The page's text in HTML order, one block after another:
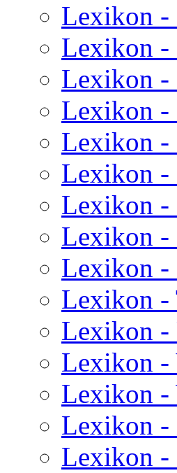
Lexikon -
Lexikon -
Lexikon -
Lexikon -
Lexikon -
Lexikon -
Lexikon -
Lexikon -
Lexikon -
Lexikon -
Lexikon -
Lexikon -
Lexikon -
Lexikon
Lexikon -